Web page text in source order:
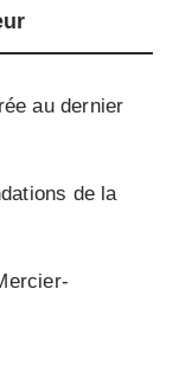
au dernier
de la